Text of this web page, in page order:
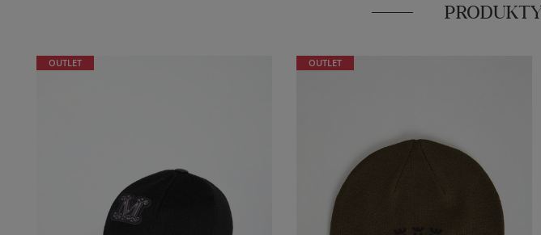
OUTLET OUTLET